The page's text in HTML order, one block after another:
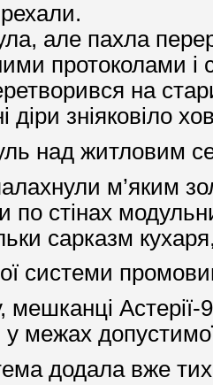
але пахла
протоколами
на
діри зніяковіло
над житловим
м’яким
по стінах
сарказм
системи
Астерії-
межах
додала вже